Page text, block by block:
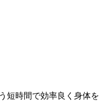
短時間で効率良く身体を